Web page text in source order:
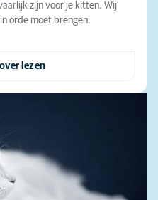
zijn voor je kitten. Wij
orde moet brengen.
lezen